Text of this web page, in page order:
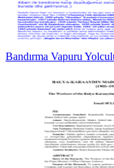
Bandırma Vapuru